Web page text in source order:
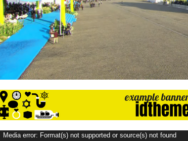
Pemutar
Media error: Format(s) not supported or source(s) not found